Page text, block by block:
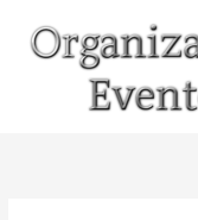
contenido